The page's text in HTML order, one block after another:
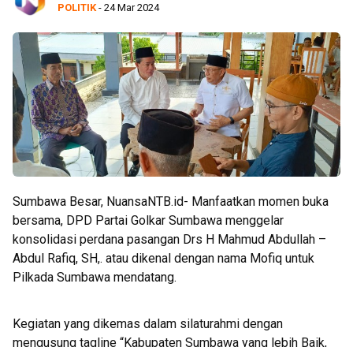
POLITIK - 24 Mar 2024
Sumbawa Besar, NuansaNTB.id- Manfaatkan momen buka
bersama, DPD Partai Golkar Sumbawa menggelar
konsolidasi perdana pasangan Drs H Mahmud Abdullah –
Abdul Rafiq, SH,. atau dikenal dengan nama Mofiq untuk
Pilkada Sumbawa mendatang.
Kegiatan yang dikemas dalam silaturahmi dengan
mengusung tagline “Kabupaten Sumbawa yang lebih Baik,